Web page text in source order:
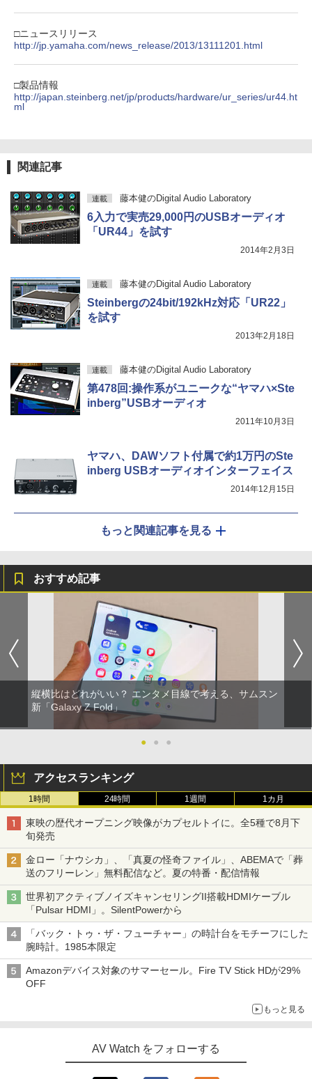
□ニュースリリース
http://jp.yamaha.com/news_release/2013/13111201.html
□製品情報
http://japan.steinberg.net/jp/products/hardware/ur_series/ur44.ht
ml
関連記事
連載 藤本健のDigital Audio Laboratory
6入力で実売29,000円のUSBオーディオ
「UR44」を試す
2014年2月3日
連載 藤本健のDigital Audio Laboratory
Steinbergの24bit/192kHz対応「UR22」
を試す
2013年2月18日
連載 藤本健のDigital Audio Laboratory
第478回:操作系がユニークな“ヤマハ×Ste
inberg”USBオーディオ
2011年10月3日
ヤマハ、DAWソフト付属で約1万円のSte
inberg USBオーディオインターフェイス
2014年12月15日
もっと関連記事を見る
おすすめ記事
縦横比はどれがいい？ エンタメ目線で考える、サムスン
新「Galaxy Z Fold」
● ● ●
アクセスランキング
1時間 24時間 1週間 1カ月
東映の歴代オープニング映像がカプセルトイに。全5種で8月下
旬発売
金ロー「ナウシカ」、「真夏の怪奇ファイル」、ABEMAで「葬
送のフリーレン」無料配信など。夏の特番・配信情報
世界初アクティブノイズキャンセリングII搭載HDMIケーブル
「Pulsar HDMI」。SilentPowerから
「バック・トゥ・ザ・フューチャー」の時計台をモチーフにした
腕時計。1985本限定
Amazonデバイス対象のサマーセール。Fire TV Stick HDが29%
OFF
もっと見る
AV Watch をフォローする